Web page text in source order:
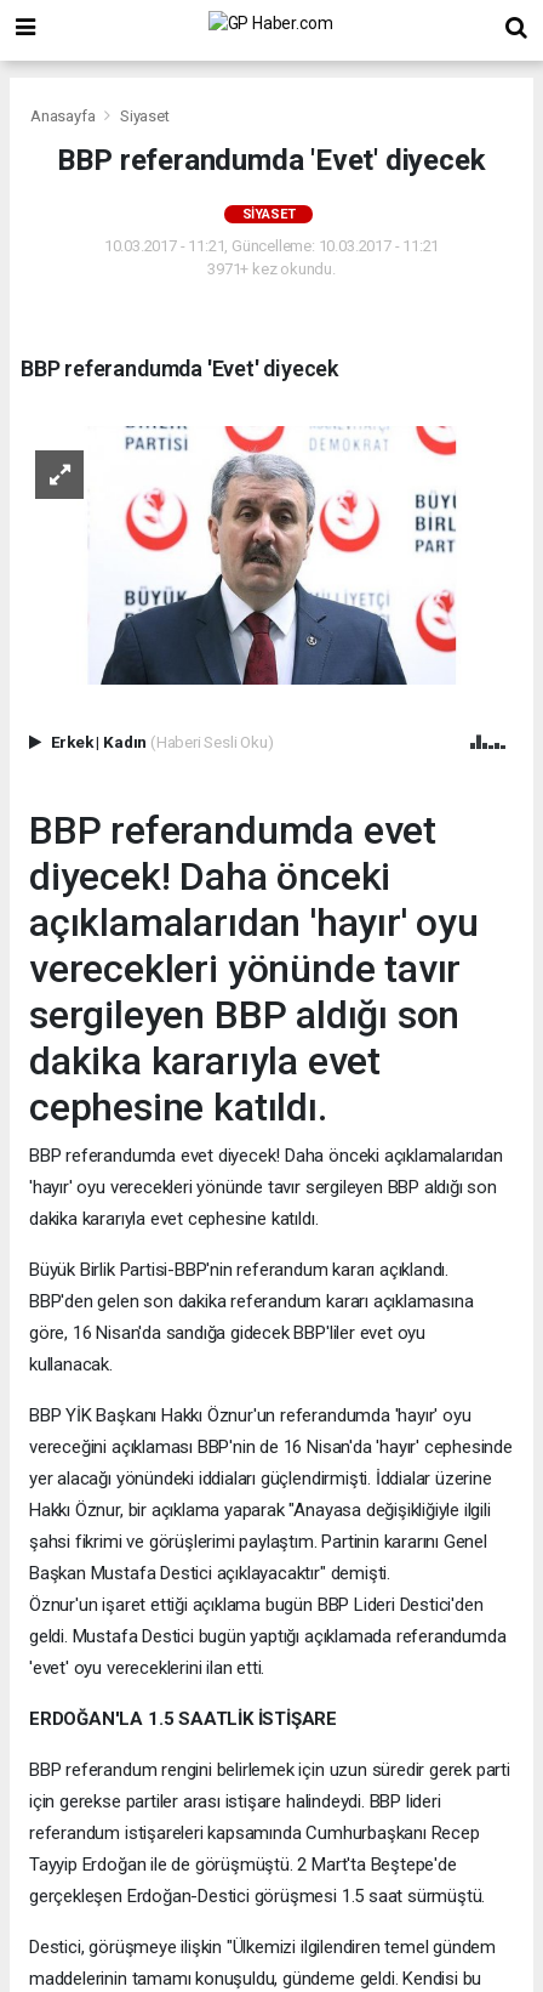
Anasayfa Siyaset
BBP referandumda 'Evet' diyecek
SIYASET
10.03.2017 - 11:21, Güncelleme: 10.03.2017 - 11:21
3971+ kez okundu.
BBP referandumda 'Evet' diyecek
Erkek| Kadın (Haberi Sesli Oku)
BBP referandumda evet
diyecek! Daha önceki
açıklamalarıdan 'hayır' oyu
verecekleri yönünde tavır
sergileyen BBP aldığı son
dakika kararıyla evet
cephesine katıldı.
BBP referandumda evet diyecek! Daha önceki açıklamalarıdan
'hayır' oyu verecekleri yönünde tavır sergileyen BBP aldığı son
dakika kararıyla evet cephesine katıldı.
Büyük Birlik Partisi-BBP'nin referandum kararı açıklandı.
BBP'den gelen son dakika referandum kararı açıklamasına
göre, 16 Nisan'da sandığa gidecek BBP'liler evet oyu
kullanacak.
BBP YİK Başkanı Hakkı Öznur'un referandumda 'hayır' oyu
vereceğini açıklaması BBP'nin de 16 Nisan'da 'hayır' cephesinde
yer alacağı yönündeki iddiaları güçlendirmişti. İddialar üzerine
Hakkı Öznur, bir açıklama yaparak "Anayasa değişikliğiyle ilgili
şahsi fikrimi ve görüşlerimi paylaştım. Partinin kararını Genel
Başkan Mustafa Destici açıklayacaktır" demişti.
Öznur'un işaret ettiği açıklama bugün BBP Lideri Destici'den
geldi. Mustafa Destici bugün yaptığı açıklamada referandumda
'evet' oyu vereceklerini ilan etti.
ERDOĞAN'LA 1.5 SAATLİK İSTİŞARE
BBP referandum rengini belirlemek için uzun süredir gerek parti
için gerekse partiler arası istişare halindeydi. BBP lideri
referandum istişareleri kapsamında Cumhurbaşkanı Recep
Tayyip Erdoğan ile de görüşmüştü. 2 Mart'ta Beştepe'de
gerçekleşen Erdoğan-Destici görüşmesi 1.5 saat sürmüştü.
Destici, görüşmeye ilişkin "Ülkemizi ilgilendiren temel gündem
maddelerinin tamamı konuşuldu, gündeme geldi. Kendisi bu